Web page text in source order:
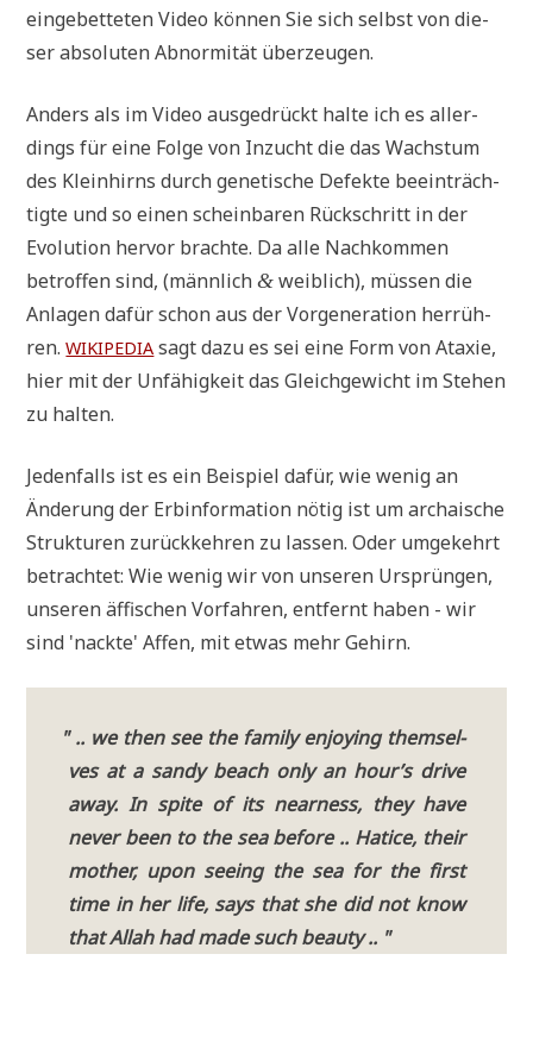
ein­ge­bet­te­ten Video kön­nen Sie sich selbst von die­
ser abso­lu­ten Abnor­mi­tät überzeugen.
Anders als im Video aus­ge­drückt hal­te ich es aller­
dings für eine Fol­ge von Inzucht die das Wachs­tum
des Klein­hirns durch gene­ti­sche Defek­te beein­träch­
tig­te und so einen schein­ba­ren Rück­schritt in der
Evo­lu­ti­on her­vor brach­te. Da alle Nach­kom­men
betrof­fen sind, (männ­lich& weib­lich), müs­sen die
Anla­gen dafür schon aus der Vor­ge­ne­ra­ti­on her­rüh­
ren.WIKIPEDIA sagt dazu es sei eine Form von Ata­xie,
hier mit der Unfä­hig­keit das Gleich­ge­wicht im Ste­hen
zu halten.
Jeden­falls ist es ein Bei­spiel dafür, wie wenig an
Ände­rung der Erb­infor­ma­ti­on nötig ist um archai­sche
Struk­tu­ren zurück­keh­ren zu las­sen. Oder umge­kehrt
betrach­tet: Wie wenig wir von unse­ren Ursprün­gen,
unse­ren äffi­schen Vor­fah­ren, ent­fernt haben - wir
sind 'nack­te' Affen, mit etwas mehr Gehirn.
".. we then see the fami­ly enjoy­ing them­sel­
ves at a san­dy beach only an hour’s dri­ve
away. In spi­te of its near­ness, they have
never been to the sea befo­re .. Hati­ce, their
mother, upon see­ing the sea for the first
time in her life, says that she did not know
that Allah had made such beauty .. "